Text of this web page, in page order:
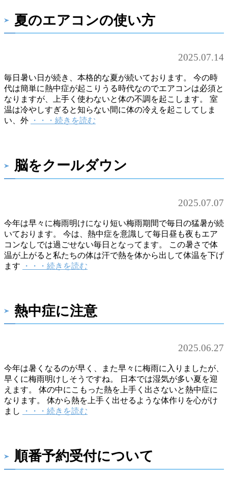
夏のエアコンの使い方
2025.07.14
毎日暑い日が続き、本格的な夏が続いております。 今の時
代は簡単に熱中症が起こりうる時代なのでエアコンは必須と
なりますが、上手く使わないと体の不調を起こします。 室
温は冷やしすぎると知らない間に体の冷えを起こしてしま
い、外
・・・続きを読む
脳をクールダウン
2025.07.07
今年は早々に梅雨明けになり短い梅雨期間で毎日の猛暑が続
いております。 今は、熱中症を意識して毎日昼も夜もエア
コンなしでは過ごせない毎日となってます。 この暑さで体
温が上がると私たちの体は汗で熱を体から出して体温を下げ
ます
・・・続きを読む
熱中症に注意
2025.06.27
今年は暑くなるのが早く、また早々に梅雨に入りましたが、
早くに梅雨明けしそうですね。 日本では湿気が多い夏を迎
えます。 体の中にこもった熱を上手く出さないと熱中症に
なります。 体から熱を上手く出せるような体作りを心がけ
まし
・・・続きを読む
順番予約受付について